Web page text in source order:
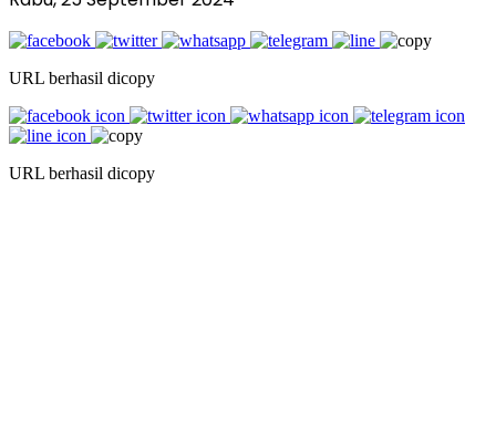
URL berhasil dicopy
URL berhasil dicopy